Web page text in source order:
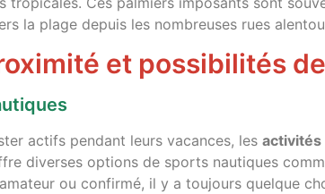
la plage depuis les nombreuses rues
et possibilités
actifs pendant leurs vacances, les activités
diverses options de sports nautiques
ou confirmé, il y a toujours quelque